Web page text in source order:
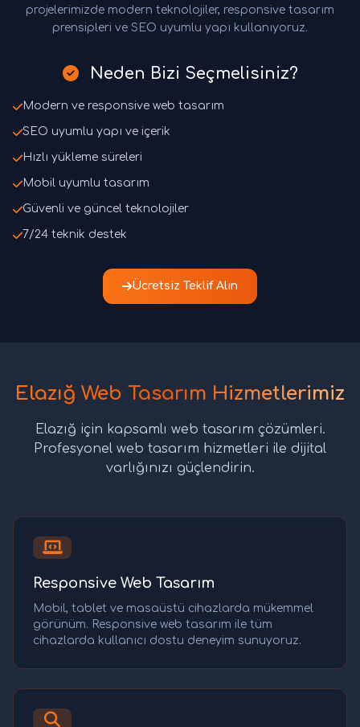
projelerimizde modern teknolojiler, responsive tasarım
prensipleri ve SEO uyumlu yapı kullanıyoruz.
Neden Bizi Seçmelisiniz?
Modern ve responsive web tasarım
SEO uyumlu yapı ve içerik
Hızlı yükleme süreleri
Mobil uyumlu tasarım
Güvenli ve güncel teknolojiler
7/24 teknik destek
Ücretsiz Teklif Alın
Elazığ Web Tasarım Hizmetlerimiz
Elazığ için kapsamlı web tasarım çözümleri.
Profesyonel web tasarım hizmetleri ile dijital
varlığınızı güçlendirin.
Responsive Web Tasarım
Mobil, tablet ve masaüstü cihazlarda mükemmel
görünüm. Responsive web tasarım ile tüm
cihazlarda kullanıcı dostu deneyim sunuyoruz.